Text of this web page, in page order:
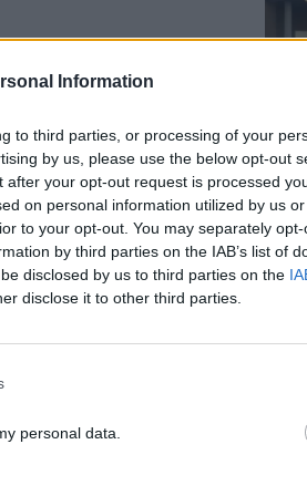
Information
to third parties, or processing of your
by us, please use the below opt-out
your opt-out request is processed
on personal information utilized by us
to your opt-out. You may separately
by third parties on the IAB’s list of
disclosed by us to third parties on the
disclose it to other third parties.
personal data.
si è rivolta alla
racconto una
fare allegro e una
amici si incontrano e
avrei bisogno di
è un farmaco… c’è
benissimo: il pane!
Ma funziona? Eh
di pane. E quello: oh
Allora 10 kg!”. Un
fatto sorridere lo
a Come States?
Meloni e la strategia